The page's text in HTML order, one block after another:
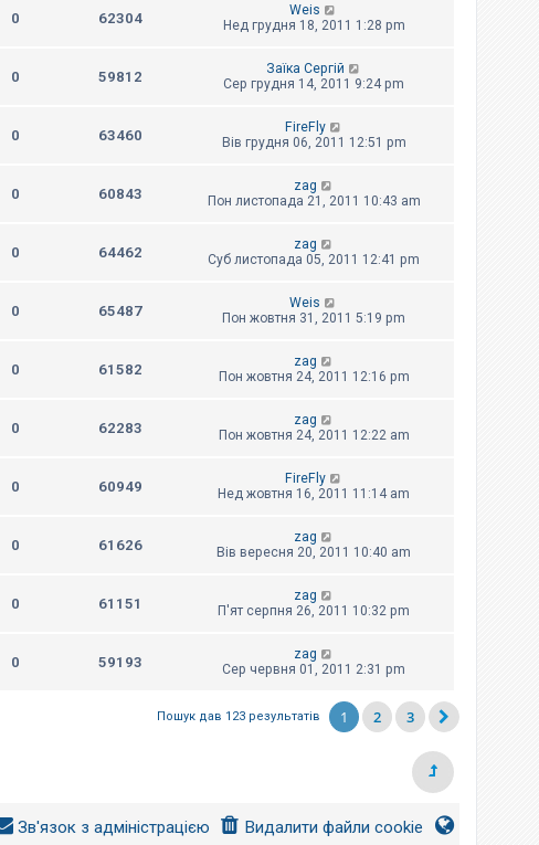
0 62304
Weis
Нед грудня 18, 2011 1:28 pm
0 59812
Заїка Сергій
Сер грудня 14, 2011 9:24 pm
0 63460
FireFly
Вів грудня 06, 2011 12:51 pm
0 60843
zag
Пон листопада 21, 2011 10:43 am
0 64462
zag
Суб листопада 05, 2011 12:41 pm
0 65487
Weis
Пон жовтня 31, 2011 5:19 pm
0 61582
zag
Пон жовтня 24, 2011 12:16 pm
0 62283
zag
Пон жовтня 24, 2011 12:22 am
0 60949
FireFly
Нед жовтня 16, 2011 11:14 am
0 61626
zag
Вів вересня 20, 2011 10:40 am
0 61151
zag
П'ят серпня 26, 2011 10:32 pm
0 59193
zag
Сер червня 01, 2011 2:31 pm
Пошук дав 123 результатів 1 2 3
Видалити файли cookie
Зв'язок з адміністрацією